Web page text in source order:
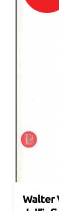
Walter